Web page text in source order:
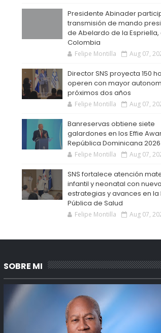
Presidente Abinader
transmisión de mando
de Abelardo de la Espriella,
Colombia
Felipe Montilla Aug 07,
Director SNS proyecta 150
operen con mayor
próximos dos años
Felipe Montilla Aug 07,
Banreservas obtiene siete
galardones en los Effie
República Dominicana 2026
Felipe Montilla Aug 07,
SNS fortalece atención
infantil y neonatal con
estrategias y avances en la
Pública de Salud
Felipe Montilla Aug 07,
SOBRE MI